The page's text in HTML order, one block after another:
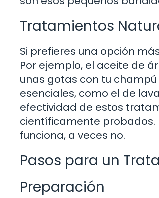
Tratamientos
Si prefieres una opción
Por ejemplo, el aceite de
unas gotas con tu
esenciales, como el de
efectividad de estos
científicamente probados.
funciona, a veces no.
Pasos para un
Preparación